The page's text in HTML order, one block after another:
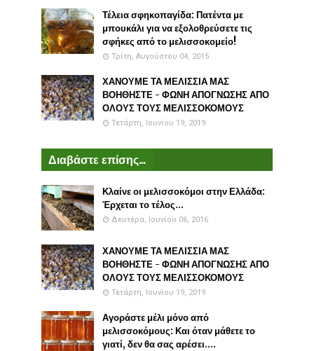
Τέλεια σφηκοπαγίδα: Πατέντα με
μπουκάλι για να εξολοθρεύσετε τις
σφήκες από το μελισσοκομείο!
Τρίτη, Αυγούστου 04, 2015
ΧΑΝΟΥΜΕ ΤΑ ΜΕΛΙΣΣΙΑ ΜΑΣ
ΒΟΗΘΗΣΤΕ - ΦΩΝΗ ΑΠΟΓΝΩΣΗΣ ΑΠΟ
ΟΛΟΥΣ ΤΟΥΣ ΜΕΛΙΣΣΟΚΟΜΟΥΣ
Τετάρτη, Ιουνίου 19, 2019
Διαβάστε επίσης...
Κλαίνε οι μελισσοκόμοι στην Ελλάδα:
Έρχεται το τέλος...
Δευτέρα, Ιουνίου 06, 2016
ΧΑΝΟΥΜΕ ΤΑ ΜΕΛΙΣΣΙΑ ΜΑΣ
ΒΟΗΘΗΣΤΕ - ΦΩΝΗ ΑΠΟΓΝΩΣΗΣ ΑΠΟ
ΟΛΟΥΣ ΤΟΥΣ ΜΕΛΙΣΣΟΚΟΜΟΥΣ
Τετάρτη, Ιουνίου 19, 2019
Αγοράστε μέλι μόνο από
μελισσοκόμους: Και όταν μάθετε το
γιατί, δεν θα σας αρέσει....